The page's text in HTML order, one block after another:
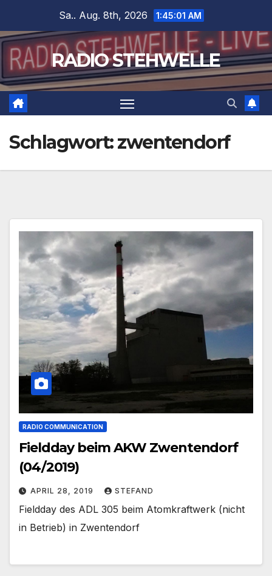
springen
Sa.. Aug. 8th, 2026 1:45:01 AM
RADIO STEHWELLE
Schlagwort:zwentendorf
RADIO COMMUNICATION
Fieldday beim AKW Zwentendorf
(04/2019)
APRIL 28, 2019 STEFAND
Fieldday des ADL 305 beim Atomkraftwerk (nicht
in Betrieb) in Zwentendorf